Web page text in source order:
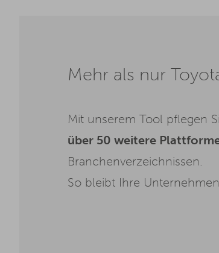
Mehr als nur
Mit unserem Tool pflegen
über 50 weitere
Branchenverzeichnissen.
So bleibt Ihre